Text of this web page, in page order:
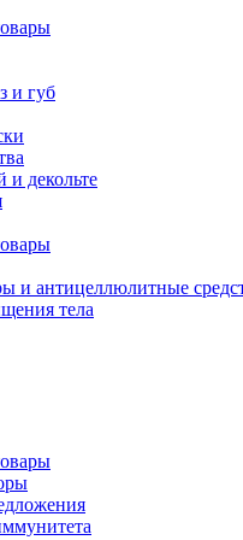
и губ
и декольте
и антицеллюлитные
тела